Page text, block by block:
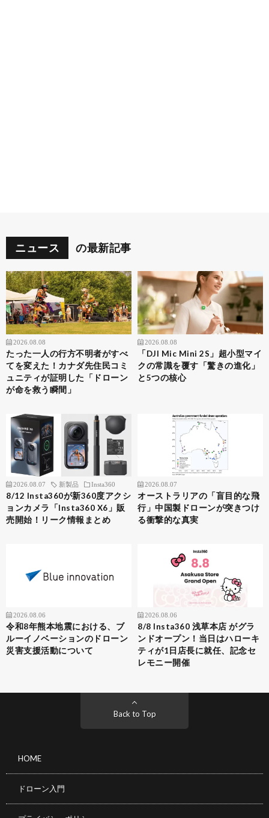
ニュース の最新記事
2026.08.08
たった一人の行方不明者がすべ
てを変えた！カナダ先住民コミ
ュニティが証明した「ドローン
が命を救う瞬間」
2026.08.08
「DJI Mic Mini 2S」超小型マイ
クの常識を覆す「驚きの進化」
と5つの核心
2026.08.07 新製品 Insta360
8/12 Insta360が新360度アクシ
ョンカメラ「Insta360 X6」販
売開始！リーク情報まとめ
2026.08.07
オーストラリアの「盲目的な飛
行」中国製ドローンが突きつけ
る衝撃的な真実
2026.08.06
令和8年熊本地震における、ブ
ルーイノベーションのドローン
災害支援活動について
2026.08.06
8/8 Insta360 浅草本店 がグラ
ンドオープン！当日はハローキ
ティが1日店長に就任、記念セ
レモニー開催
Back to Top
HOME
ドローン入門